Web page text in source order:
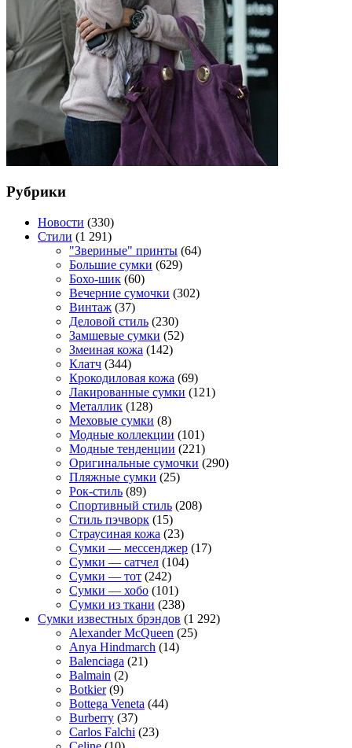
Рубрики
Новости (330)
Стили (1 291)
"Звериные" принты (64)
Большие сумки (629)
Бохо-шик (60)
Вечерние сумочки (302)
Винтаж (37)
Деловой стиль (230)
Замшевые сумки (52)
Змеиная кожа (142)
Клатч (344)
Крокодиловая кожа (69)
Лакированные сумки (121)
Металлик (128)
Меховые сумки (8)
Модные коллекции (101)
Модные тенденции (221)
Оригинальные сумочки (290)
Пляжные сумки (25)
Рок-стиль (89)
Спортивный стиль (208)
Стиль пэчворк (15)
Страусиная кожа (23)
Сумки — мессенджер (17)
Сумки — сатчел (104)
Сумки — тот (242)
Сумки — хобо (101)
Сумки из ткани (238)
Сумки известных брэндов (1 292)
Alexander McQueen (25)
Anya Hindmarch (14)
Balenciaga (21)
Balmain (2)
Botkier(9)
Bottega Veneta (44)
Burberry (37)
Carlos Falchi (23)